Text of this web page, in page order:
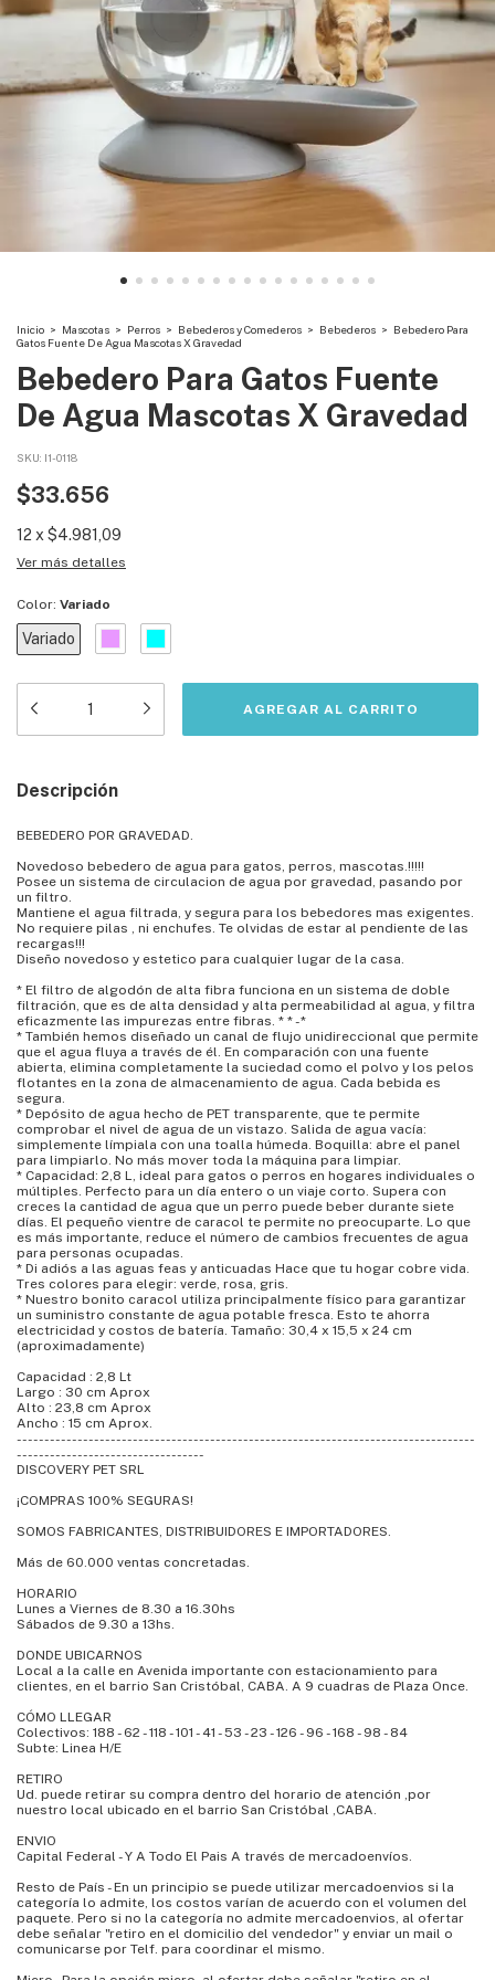
Inicio > Mascotas > Perros > Bebederos y Comederos > Bebederos > Bebedero Para
Gatos Fuente De Agua Mascotas X Gravedad
Bebedero Para Gatos Fuente
De Agua Mascotas X Gravedad
SKU: I1-0118
$33.656
12 x $4.981,09
Ver más detalles
Color: Variado
Variado
Descripción
BEBEDERO POR GRAVEDAD.
Novedoso bebedero de agua para gatos, perros, mascotas.!!!!!
Posee un sistema de circulacion de agua por gravedad, pasando por
un filtro.
Mantiene el agua filtrada, y segura para los bebedores mas exigentes.
No requiere pilas , ni enchufes. Te olvidas de estar al pendiente de las
recargas!!!
Diseño novedoso y estetico para cualquier lugar de la casa.
* El filtro de algodón de alta fibra funciona en un sistema de doble
filtración, que es de alta densidad y alta permeabilidad al agua, y filtra
eficazmente las impurezas entre fibras. * * -*
* También hemos diseñado un canal de flujo unidireccional que permite
que el agua fluya a través de él. En comparación con una fuente
abierta, elimina completamente la suciedad como el polvo y los pelos
flotantes en la zona de almacenamiento de agua. Cada bebida es
segura.
* Depósito de agua hecho de PET transparente, que te permite
comprobar el nivel de agua de un vistazo. Salida de agua vacía:
simplemente límpiala con una toalla húmeda. Boquilla: abre el panel
para limpiarlo. No más mover toda la máquina para limpiar.
* Capacidad: 2,8 L, ideal para gatos o perros en hogares individuales o
múltiples. Perfecto para un día entero o un viaje corto. Supera con
creces la cantidad de agua que un perro puede beber durante siete
días. El pequeño vientre de caracol te permite no preocuparte. Lo que
es más importante, reduce el número de cambios frecuentes de agua
para personas ocupadas.
* Di adiós a las aguas feas y anticuadas Hace que tu hogar cobre vida.
Tres colores para elegir: verde, rosa, gris.
* Nuestro bonito caracol utiliza principalmente físico para garantizar
un suministro constante de agua potable fresca. Esto te ahorra
electricidad y costos de batería. Tamaño: 30,4 x 15,5 x 24 cm
(aproximadamente)
Capacidad : 2,8 Lt
Largo : 30 cm Aprox
Alto : 23,8 cm Aprox
Ancho : 15 cm Aprox.
-----------------------------------------------------------------------------------
----------------------------------
DISCOVERY PET SRL
¡COMPRAS 100% SEGURAS!
SOMOS FABRICANTES, DISTRIBUIDORES E IMPORTADORES.
Más de 60.000 ventas concretadas.
HORARIO
Lunes a Viernes de 8.30 a 16.30hs
Sábados de 9.30 a 13hs.
DONDE UBICARNOS
Local a la calle en Avenida importante con estacionamiento para
clientes, en el barrio San Cristóbal, CABA. A 9 cuadras de Plaza Once.
CÓMO LLEGAR
Colectivos: 188 - 62 - 118 - 101 - 41 - 53 - 23 - 126 - 96 - 168 - 98 - 84
Subte: Linea H/E
RETIRO
Ud. puede retirar su compra dentro del horario de atención ,por
nuestro local ubicado en el barrio San Cristóbal ,CABA.
ENVIO
Capital Federal - Y A Todo El Pais A través de mercadoenvíos.
Resto de País - En un principio se puede utilizar mercadoenvios si la
categoría lo admite, los costos varían de acuerdo con el volumen del
paquete. Pero si no la categoría no admite mercadoenvios, al ofertar
debe señalar "retiro en el domicilio del vendedor" y enviar un mail o
comunicarse por Telf. para coordinar el mismo.